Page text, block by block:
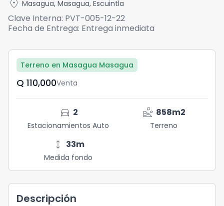
location_on Masagua, Masagua, Escuintla
Clave Interna: PVT-005-12-22
Fecha de Entrega: Entrega inmediata
Terreno en Masagua Masagua
Q	110,000Venta
directions_car 2
Estacionamientos Auto
landslide 858m2
Terreno
height 33m
Medida fondo
Descripción